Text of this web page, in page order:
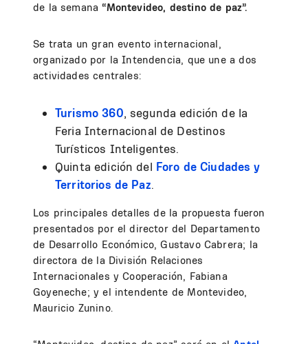
de la semana “Montevideo, destino de paz”.
Se trata un gran evento internacional,
organizado por la Intendencia, que une a dos
actividades centrales:
Turismo 360, segunda edición de la
Feria Internacional de Destinos
Turísticos Inteligentes.
Quinta edición del Foro de Ciudades y
Territorios de Paz.
Los principales detalles de la propuesta fueron
presentados por el director del Departamento
de Desarrollo Económico, Gustavo Cabrera; la
directora de la División Relaciones
Internacionales y Cooperación, Fabiana
Goyeneche; y el intendente de Montevideo,
Mauricio Zunino.